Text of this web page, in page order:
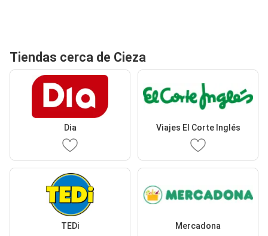
Tiendas cerca de Cieza
Dia Viajes El Corte Inglés
TEDi Mercadona